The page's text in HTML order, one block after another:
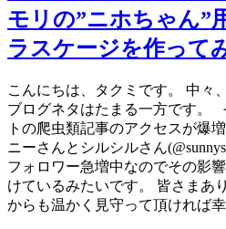
モリの”ニホちゃん”
ラスケージを作って
こんにちは、タクミです。 中々
ブログネタはたまる一方です。
トの爬虫類記事のアクセスが爆
ニーさんとシルシルさん
フォロワー急増中なのでその影
けているみたいです。 皆さまあ
からも温かく見守って頂ければ